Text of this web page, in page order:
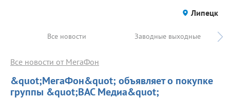
Липецк
Все новости Заводные выходные
&quot;МегаФон&quot; объявляет о покупке
группы &quot;ВАС Медиа&quot;
Все новости от МегаФон